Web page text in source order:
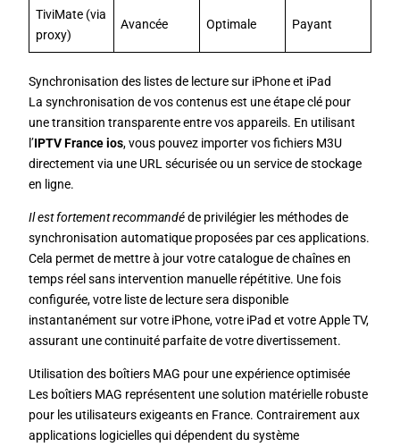
TiviMate (via
proxy)
Avancée Optimale Payant
Synchronisation des listes de lecture sur iPhone et iPad
La synchronisation de vos contenus est une étape clé pour
une transition transparente entre vos appareils. En utilisant
l’IPTV France ios, vous pouvez importer vos fichiers M3U
directement via une URL sécurisée ou un service de stockage
en ligne.
Il est fortement recommandéde privilégier les méthodes de
synchronisation automatique proposées par ces applications.
Cela permet de mettre à jour votre catalogue de chaînes en
temps réel sans intervention manuelle répétitive. Une fois
configurée, votre liste de lecture sera disponible
instantanément sur votre iPhone, votre iPad et votre Apple TV,
assurant une continuité parfaite de votre divertissement.
Utilisation des boîtiers MAG pour une expérience optimisée
Les boîtiers MAG représentent une solution matérielle robuste
pour les utilisateurs exigeants en France. Contrairement aux
applications logicielles qui dépendent du système